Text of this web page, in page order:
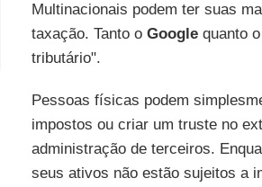
Multinacionais podem ter suas
taxação. Tanto o Googlequanto o
tributário".
Pessoas físicas podem
impostos ou criar um truste no
administração de terceiros.
seus ativos não estão sujeitos a